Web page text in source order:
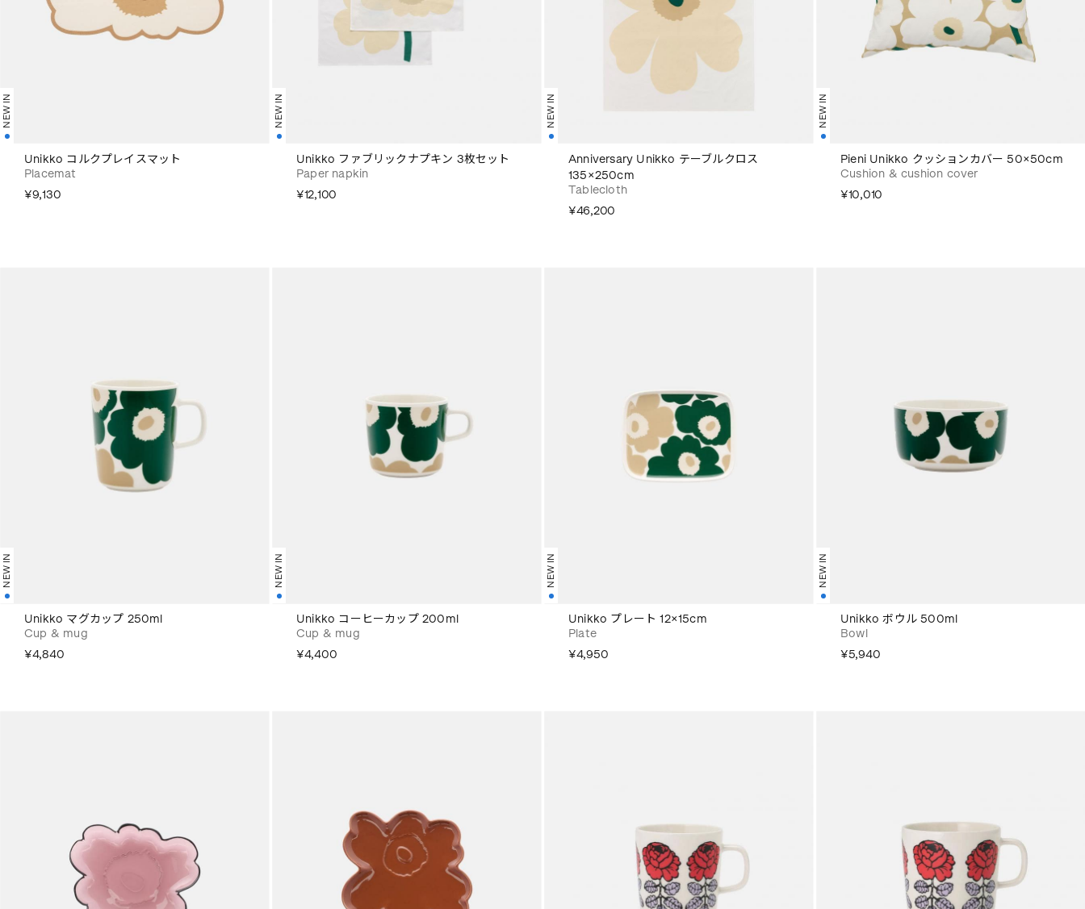
NEW IN
Unikko コルクプレイスマット
Placemat
¥9,130
NEW IN
Unikko ファブリックナプキン 3枚セット
Paper napkin
¥12,100
NEW IN
Anniversary Unikko テーブルクロス
135×250cm
Tablecloth
¥46,200
NEW IN
Pieni Unikko クッションカバー 50×50cm
Cushion & cushion cover
¥10,010
NEW IN
Unikko マグカップ 250ml
Cup & mug
¥4,840
NEW IN
Unikko コーヒーカップ 200ml
Cup & mug
¥4,400
NEW IN
Unikko プレート 12×15cm
Plate
¥4,950
NEW IN
Unikko ボウル 500ml
Bowl
¥5,940